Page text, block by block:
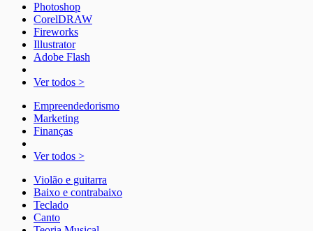
Photoshop
CorelDRAW
Fireworks
Illustrator
Adobe Flash
Ver todos >
Empreendedorismo
Marketing
Finanças
Ver todos >
Violão e guitarra
Baixo e contrabaixo
Teclado
Canto